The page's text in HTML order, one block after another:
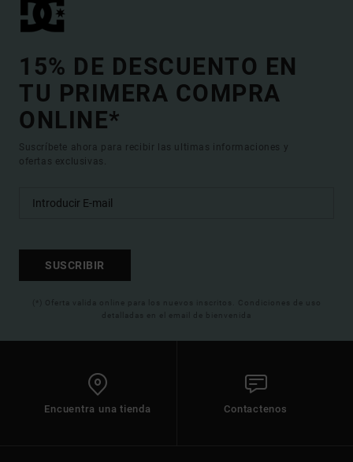
15% DE DESCUENTO EN
TU PRIMERA COMPRA
ONLINE*
Suscríbete ahora para recibir las ultimas informaciones y
ofertas exclusivas.
SUSCRIBIR
(*) Oferta valida online para los nuevos inscritos. Condiciones de uso
detalladas en el email de bienvenida
Encuentra una tienda Contactenos